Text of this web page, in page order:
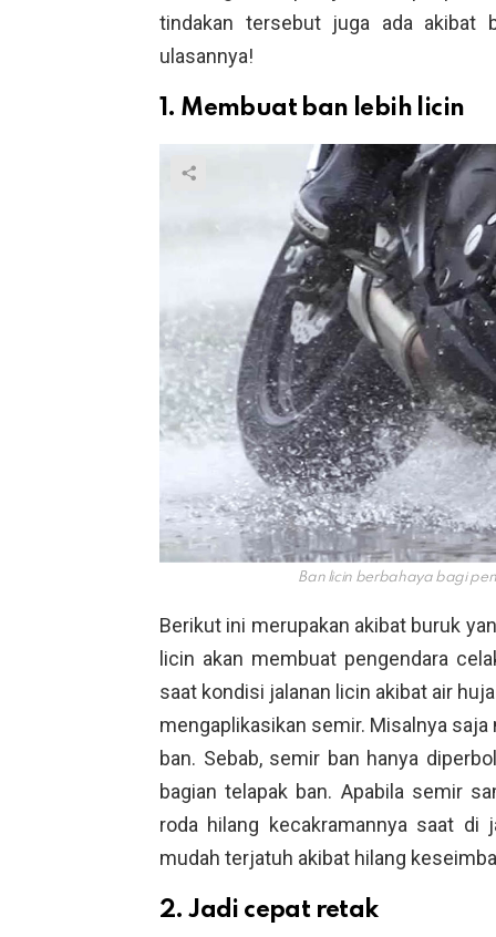
tindakan tersebut juga ada akibat
ulasannya!
1. Membuat ban lebih licin
Ban licin berbahaya bagi
Berikut ini merupakan akibat buruk
licin akan membuat pengendara
saat kondisi jalanan licin akibat air
mengaplikasikan semir. Misalnya
ban. Sebab, semir ban hanya
bagian telapak ban. Apabila semir
roda hilang kecakramannya saat di
mudah terjatuh akibat hilang
2. Jadi cepat retak